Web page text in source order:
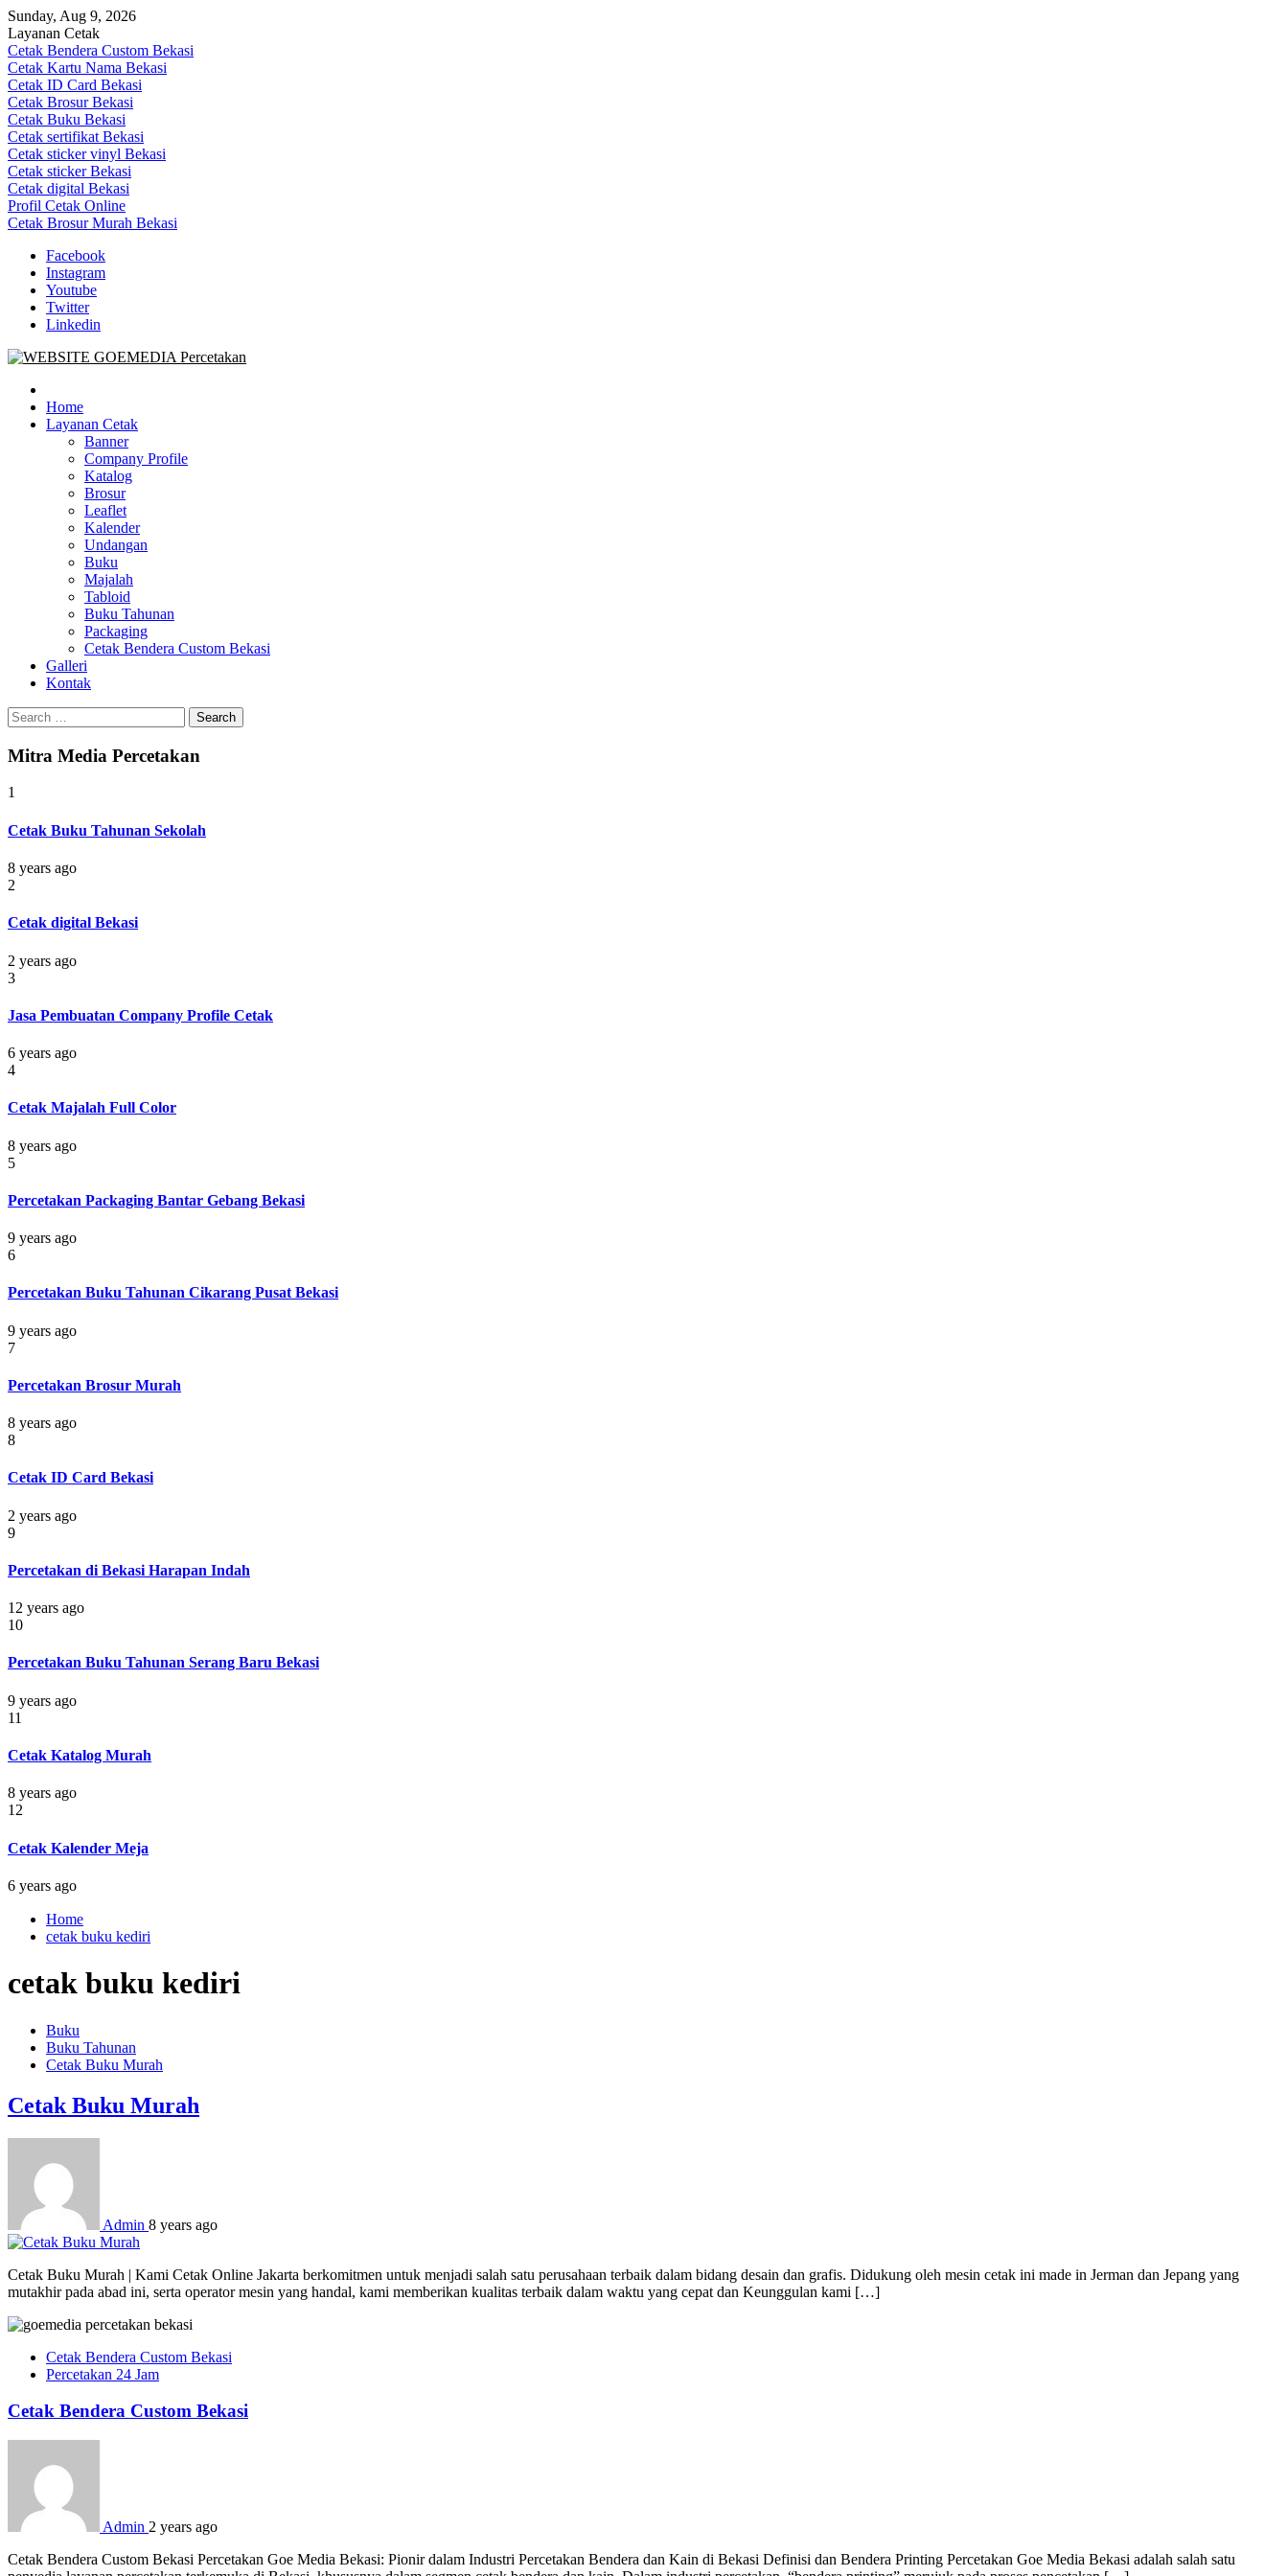
Skip
to
content
Sunday, Aug 9, 2026
Layanan Cetak
Cetak Bendera Custom Bekasi
Cetak Kartu Nama Bekasi
Cetak ID Card Bekasi
Cetak Brosur Bekasi
Cetak Buku Bekasi
Cetak sertifikat Bekasi
Cetak sticker vinyl Bekasi
Cetak sticker Bekasi
Cetak digital Bekasi
Profil Cetak Online
Cetak Brosur Murah Bekasi
Facebook
Instagram
Youtube
Twitter
Linkedin
Goe Media Percetakan | 0822-4439-5599 (Call/WA)
0822-4439-5599 (Call/WA) Percetakan jasa cetak banner buku yasin invoice kartu nama label map nota spanduk stiker undangan pernikahan murah online 24 jam
Home
Layanan Cetak
Banner
Company Profile
Katalog
Brosur
Leaflet
Kalender
Undangan
Buku
Majalah
Tabloid
Buku Tahunan
Packaging
Cetak Bendera Custom Bekasi
Galleri
Kontak
Search
for:
Mitra Media Percetakan
1
Cetak Buku Tahunan Sekolah
8 years ago
2
Cetak digital Bekasi
2 years ago
3
Jasa Pembuatan Company Profile Cetak
6 years ago
4
Cetak Majalah Full Color
8 years ago
5
Percetakan Packaging Bantar Gebang Bekasi
9 years ago
6
Percetakan Buku Tahunan Cikarang Pusat Bekasi
9 years ago
7
Percetakan Brosur Murah
8 years ago
8
Cetak ID Card Bekasi
2 years ago
9
Percetakan di Bekasi Harapan Indah
12 years ago
10
Percetakan Buku Tahunan Serang Baru Bekasi
9 years ago
11
Cetak Katalog Murah
8 years ago
12
Cetak Kalender Meja
6 years ago
Home
cetak buku kediri
cetak buku kediri
Buku
Buku Tahunan
Cetak Buku Murah
Cetak Buku Murah
Admin 8 years ago
Cetak Buku Murah | Kami Cetak Online Jakarta berkomitmen untuk menjadi salah satu perusahaan terbaik dalam bidang desain dan grafis. Didukung oleh mesin cetak ini made in Jerman dan Jepang yang
mutakhir pada abad ini, serta operator mesin yang handal, kami memberikan kualitas terbaik dalam waktu yang cepat dan Keunggulan kami […]
Cetak Bendera Custom Bekasi
Percetakan 24 Jam
Cetak Bendera Custom Bekasi
Admin 2 years ago
Cetak Bendera Custom Bekasi Percetakan Goe Media Bekasi: Pionir dalam Industri Percetakan Bendera dan Kain di Bekasi Definisi dan Bendera Printing Percetakan Goe Media Bekasi adalah salah satu